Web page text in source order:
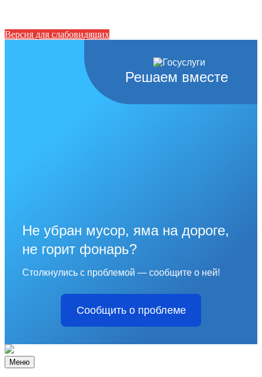
Версия для слабовидящих
Решаем вместе
Не убран мусор, яма на дороге,
не горит фонарь?
Столкнулись с проблемой — сообщите о ней!
Сообщить о проблеме
Меню